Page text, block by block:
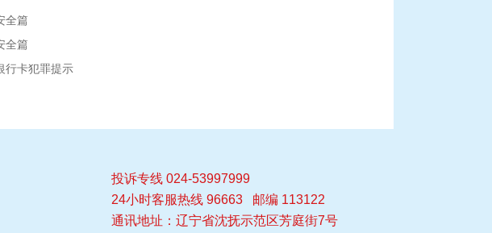
全篇
全篇
行卡犯罪提示
投诉专线 024-53997999
24小时客服热线 96663 邮编 113122
通讯地址：辽宁省沈抚示范区芳庭街7号